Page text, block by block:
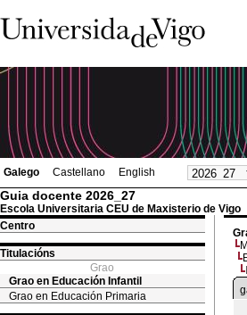
Galego Castellano English
Guia docente 2026_27
Escola Universitaria CEU de Maxisterio de Vigo
Centro
Titulacións
Grao
Grao en Educación Infantil
Grao en Educación Primaria